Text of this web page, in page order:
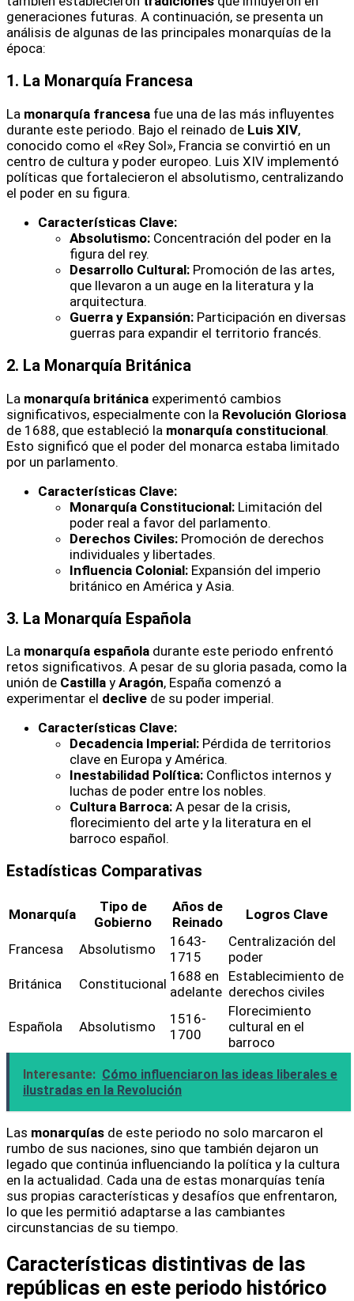
generaciones futuras. A continuación, se presenta un
análisis de algunas de las principales monarquías de la
época:
1. La Monarquía Francesa
La monarquía francesa fue una de las más influyentes
durante este periodo. Bajo el reinado de Luis XIV,
conocido como el «Rey Sol», Francia se convirtió en un
centro de cultura y poder europeo. Luis XIV implementó
políticas que fortalecieron el absolutismo, centralizando
el poder en su figura.
Características Clave:
Absolutismo: Concentración del poder en la
figura del rey.
Desarrollo Cultural: Promoción de las artes,
que llevaron a un auge en la literatura y la
arquitectura.
Guerra y Expansión: Participación en diversas
guerras para expandir el territorio francés.
2. La Monarquía Británica
La monarquía británica experimentó cambios
significativos, especialmente con la Revolución Gloriosa
de 1688, que estableció la monarquía constitucional.
Esto significó que el poder del monarca estaba limitado
por un parlamento.
Características Clave:
Monarquía Constitucional: Limitación del
poder real a favor del parlamento.
Derechos Civiles: Promoción de derechos
individuales y libertades.
Influencia Colonial: Expansión del imperio
británico en América y Asia.
3. La Monarquía Española
La monarquía española durante este periodo enfrentó
retos significativos. A pesar de su gloria pasada, como la
unión de Castilla y Aragón, España comenzó a
experimentar el declive de su poder imperial.
Características Clave:
Decadencia Imperial: Pérdida de territorios
clave en Europa y América.
Inestabilidad Política: Conflictos internos y
luchas de poder entre los nobles.
Cultura Barroca: A pesar de la crisis,
florecimiento del arte y la literatura en el
barroco español.
Estadísticas Comparativas
Monarquía
Tipo de
Gobierno
Años de
Reinado
Logros Clave
Francesa Absolutismo
1643-
1715
Centralización del
poder
Británica
Constitucional 1688 en
adelante
Establecimiento de
derechos civiles
Española Absolutismo
1516-
1700
Florecimiento
cultural en el
barroco
Interesante: Cómo influenciaron las ideas liberales e
ilustradas en la Revolución
Las monarquías de este periodo no solo marcaron el
rumbo de sus naciones, sino que también dejaron un
legado que continúa influenciando la política y la cultura
en la actualidad. Cada una de estas monarquías tenía
sus propias características y desafíos que enfrentaron,
lo que les permitió adaptarse a las cambiantes
circunstancias de su tiempo.
Características distintivas de las
repúblicas en este periodo histórico